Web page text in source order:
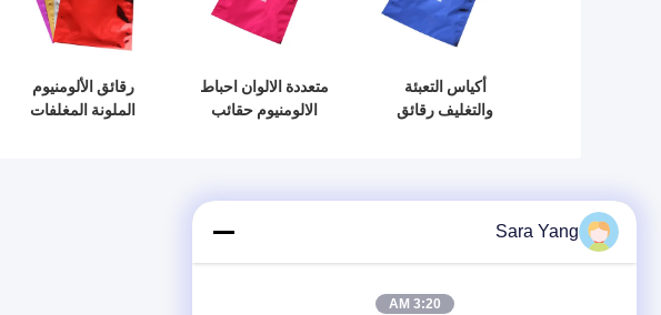
أكياس التعبئة
والتغليف رقائق
الإلكترونية
متعددة الالوان احباط
الالومنيوم حقائب
رقائق الألومنيوم
الملونة المغلفات
Sara Yang
3:20 AM